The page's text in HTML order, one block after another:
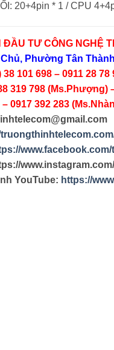
20+4pin * 1 / CPU
ĐẦU TƯ CÔNG NGHỆ
Phường Tân
38 101 698 – 0911 28 78
319 798 (Ms.Phượng)
0917 392 283
YouTube: https://